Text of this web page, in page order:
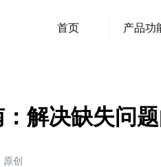
首页 产品功
解决缺失问
原创